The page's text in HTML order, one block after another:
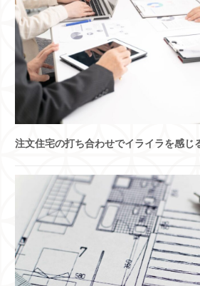
注文住宅の打ち合わせでイライラを感じ